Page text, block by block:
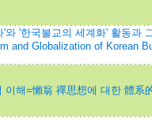
와 '한국불교의 세계화' 활동과
and Globalization of Korean
이해=懶翁 禪思想에 대한 體系